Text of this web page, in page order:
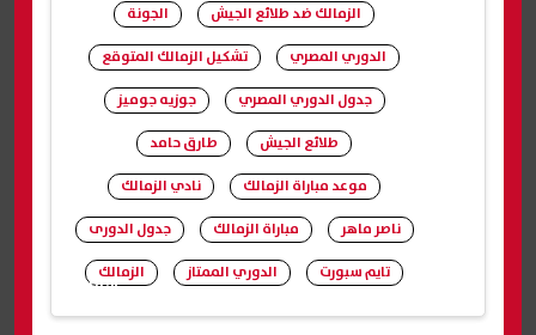
شارك
الزمالك ضد طلائع الجيش
الجونة
الدوري المصري
تشكيل الزمالك المتوقع
جدول الدوري المصري
جوزيه جوميز
طلائع الجيش
طارق حامد
موعد مباراة الزمالك
نادي الزمالك
ناصر ماهر
مباراة الزمالك
جدول الدورى
تايم سبورت
الدوري الممتاز الزمالك